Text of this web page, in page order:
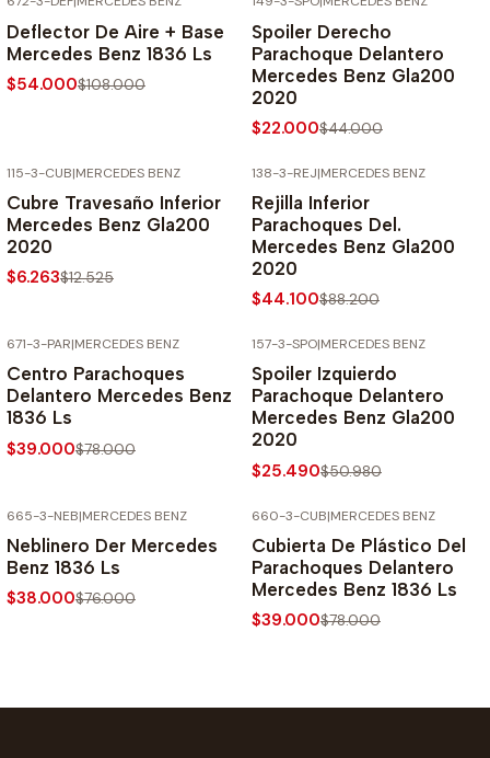
Deflector De Aire + Base
Mercedes Benz 1836 Ls
$54.000$108.000
Spoiler Derecho
Parachoque Delantero
Mercedes Benz Gla200
2020
$22.000$44.000
115-3-CUB|MERCEDES BENZ
Cubre Travesaño Inferior
Mercedes Benz Gla200
2020
$6.263$12.525
138-3-REJ|MERCEDES BENZ
Rejilla Inferior
Parachoques Del.
Mercedes Benz Gla200
2020
$44.100$88.200
671-3-PAR|MERCEDES BENZ
Centro Parachoques
Delantero Mercedes Benz
1836 Ls
$39.000$78.000
157-3-SPO|MERCEDES BENZ
Spoiler Izquierdo
Parachoque Delantero
Mercedes Benz Gla200
2020
$25.490$50.980
665-3-NEB|MERCEDES BENZ
Neblinero Der Mercedes
Benz 1836 Ls
$38.000$76.000
660-3-CUB|MERCEDES BENZ
Cubierta De Plástico Del
Parachoques Delantero
Mercedes Benz 1836 Ls
$39.000$78.000